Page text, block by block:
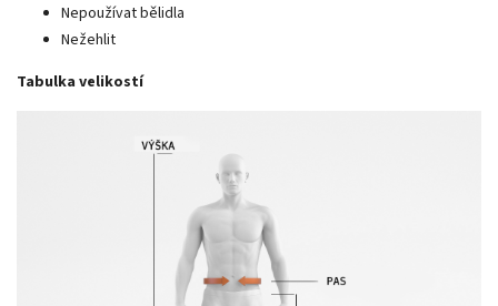
Nepoužívat bělidla
Nežehlit
Tabulka velikostí